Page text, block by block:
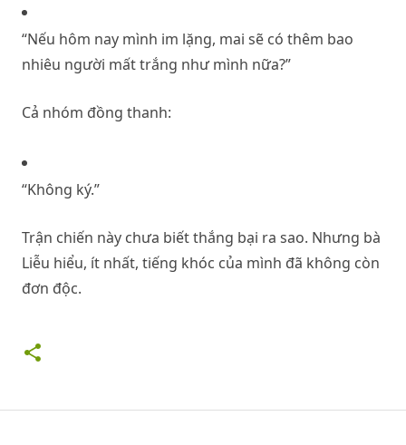
“Nếu hôm nay mình im lặng, mai sẽ có thêm bao
nhiêu người mất trắng như mình nữa?”
Cả nhóm đồng thanh:
“Không ký.”
Trận chiến này chưa biết thắng bại ra sao. Nhưng bà
Liễu hiểu, ít nhất, tiếng khóc của mình đã không còn
đơn độc.